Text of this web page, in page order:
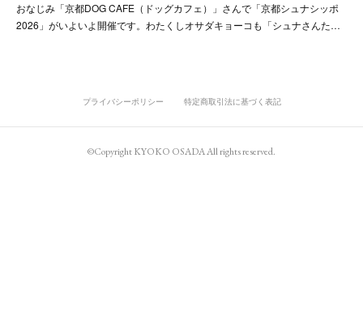
おなじみ「京都DOG CAFE（ドッグカフェ）」さんで「京都シュナシッポ
2026」がいよいよ開催です。わたくしオサダキョーコも「シュナさんた…
プライバシーポリシー 特定商取引法に基づく表記
©Copyright KYOKO OSADA All rights reserved.